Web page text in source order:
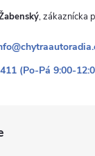
@
(Po-Pá 9:00-